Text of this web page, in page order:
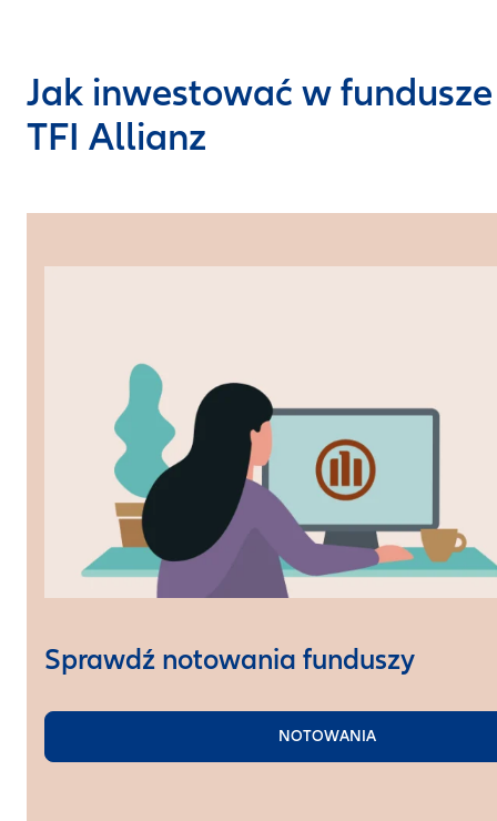
Jak inwestować w fundusze
TFI Allianz
Sprawdź notowania funduszy
NOTOWANIA